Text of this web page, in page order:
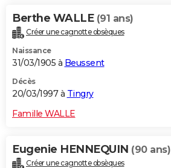
Berthe WALLE (91 ans)
Créer une cagnotte obsèques
Naissance
31/03/1905 à Beussent
Décès
20/03/1997 à Tingry
Famille WALLE
Eugenie HENNEQUIN (90 ans)
Créer une cagnotte obsèques